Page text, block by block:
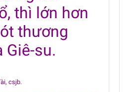
thì lớn hơn
thương
Giê-su.
csjb.